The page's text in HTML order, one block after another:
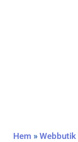
Hem »Webbutik